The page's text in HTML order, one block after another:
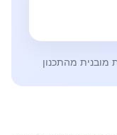
מובנית מהתכנון